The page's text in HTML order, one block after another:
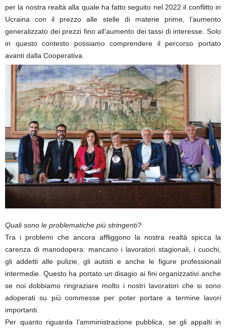
per la nostra realtà alla quale ha fatto seguito nel 2022 il conflitto in
Ucraina con il prezzo alle stelle di materie prime, l’aumento
generalizzato dei prezzi fino all’aumento dei tassi di interesse. Solo
in questo contesto possiamo comprendere il percorso portato
avanti dalla Cooperativa.
Quali sono le problematiche più stringenti?
Tra i problemi che ancora affliggono la nostra realtà spicca la
carenza di manodopera: mancano i lavoratori stagionali, i cuochi,
gli addetti alle pulizie, gli autisti e anche le figure professionali
intermedie. Questo ha portato un disagio ai fini organizzativi anche
se noi dobbiamo ringraziare molto i nostri lavoratori che si sono
adoperati su più commesse per poter portare a termine lavori
importanti.
Per quanto riguarda l’amministrazione pubblica, se gli appalti in